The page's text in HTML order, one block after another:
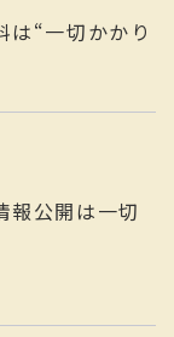
は“一切かかり
報公開は一切